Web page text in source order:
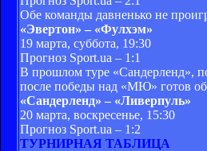
Обе команды давненько не
«Эвертон» – «Фулхэм»
19 марта, суббота, 19:30
Прогноз Sport.ua – 1:1
В прошлом туре «Сандерленд»,
после победы над «МЮ» готов
«Сандерленд» – «Ливерпуль»
20 марта, воскресенье, 15:30
Прогноз Sport.ua – 1:2
ТУРНИРНАЯ ТАБЛИЦА